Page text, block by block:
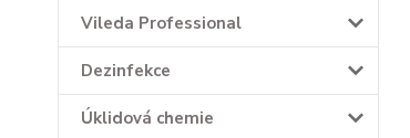
Vileda Professional
Dezinfekce
Úklidová chemie